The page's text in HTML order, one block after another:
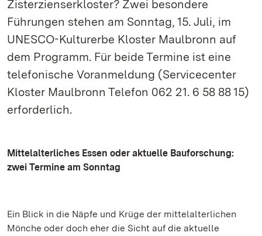
Zisterzienserkloster? Zwei besondere
Führungen stehen am Sonntag, 15. Juli, im
UNESCO-Kulturerbe Kloster Maulbronn auf
dem Programm. Für beide Termine ist eine
telefonische Voranmeldung (Servicecenter
Kloster Maulbronn Telefon 062 21. 6 58 88 15)
erforderlich.
Mittelalterliches Essen oder aktuelle Bauforschung:
zwei Termine am Sonntag
Ein Blick in die Näpfe und Krüge der mittelalterlichen
Mönche oder doch eher die Sicht auf die aktuelle